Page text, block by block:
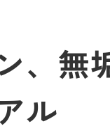
、無
ル